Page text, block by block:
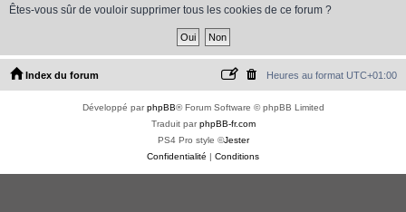
h
Êtes-vous sûr de vouloir supprimer tous les cookies de ce forum ?
Index du forum Heures au format UTC+01:00
Développé parphpBB® Forum Software © phpBB Limited
Traduit parphpBB-fr.com
PS4 Pro style ©Jester
Confidentialité | Conditions